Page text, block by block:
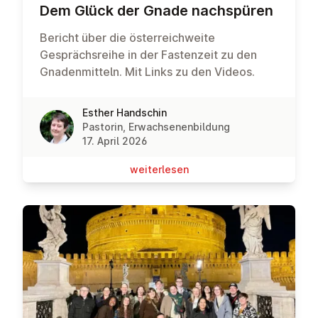
Dem Glück der Gnade nach­spü­ren
Bericht über die österreichweite
Gesprächsreihe in der Fastenzeit zu den
Gnadenmitteln. Mit Links zu den Videos.
Esther Handschin
Pastorin, Erwachsenenbildung
17. April 2026
wei­ter­le­sen